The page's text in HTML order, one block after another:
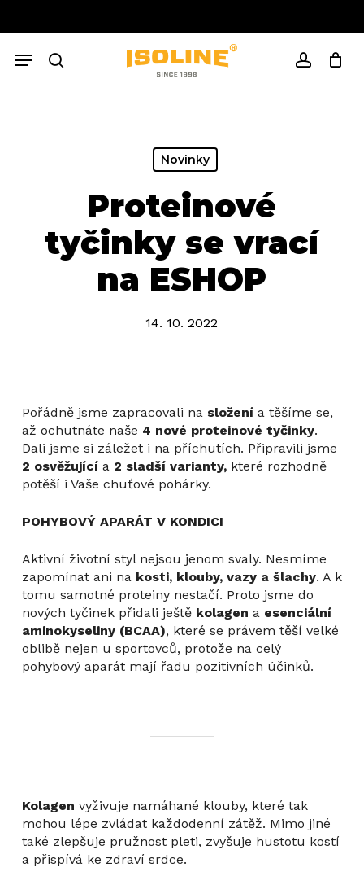
content
search account
Menu
Cart Close
Novinky
Proteinové
tyčinky se vrací
na ESHOP
14. 10. 2022
Pořádně jsme zapracovali na složení a těšíme se,
až ochutnáte naše 4 nové proteinové tyčinky.
Dali jsme si záležet i na příchutích. Připravili jsme
2 osvěžujícía 2 sladší varianty, které rozhodně
potěší i Vaše chuťové pohárky.
POHYBOVÝ APARÁT V KONDICI
Aktivní životní styl nejsou jenom svaly. Nesmíme
zapomínat ani nakosti, klouby, vazy a šlachy. A k
tomu samotné proteiny nestačí. Proto jsme do
nových tyčinek přidali ještě kolagen a esenciální
aminokyseliny (BCAA), které se právem těší velké
oblibě nejen u sportovců, protože na celý
pohybový aparát mají řadu pozitivních účinků.
Kolagen vyživuje namáhané klouby, které tak
mohou lépe zvládat každodenní zátěž. Mimo jiné
také zlepšuje pružnost pleti, zvyšuje hustotu kostí
a přispívá ke zdraví srdce.